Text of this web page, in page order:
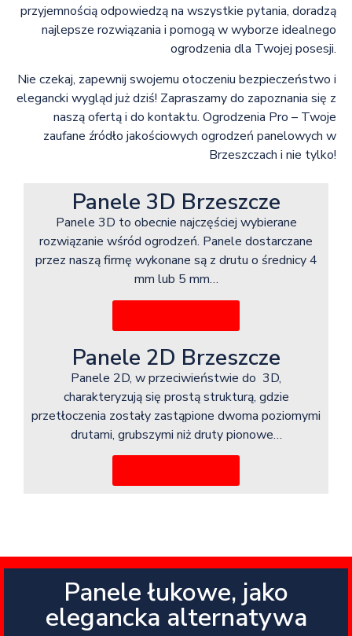
przyjemnością odpowiedzą na wszystkie pytania, doradzą
najlepsze rozwiązania i pomogą w wyborze idealnego
ogrodzenia dla Twojej posesji.
Nie czekaj, zapewnij swojemu otoczeniu bezpieczeństwo i
elegancki wygląd już dziś! Zapraszamy do zapoznania się z
naszą ofertą i do kontaktu. Ogrodzenia Pro – Twoje
zaufane źródło jakościowych ogrodzeń panelowych w
Brzeszczach i nie tylko!
Panele 3D Brzeszcze
Panele 3D to obecnie najczęściej wybierane
rozwiązanie wśród ogrodzeń. Panele dostarczane
przez naszą firmę wykonane są z drutu o średnicy 4
mm lub 5 mm…
Panele 2D Brzeszcze
Panele 2D, w przeciwieństwie do 3D,
charakteryzują się prostą strukturą, gdzie
przetłoczenia zostały zastąpione dwoma poziomymi
drutami, grubszymi niż druty pionowe…
Panele łukowe, jako
elegancka alternatywa